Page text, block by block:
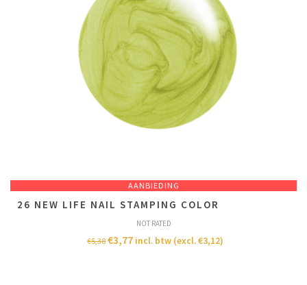
AANBIEDING
26 NEW LIFE NAIL STAMPING COLOR
NOT RATED
€5,38 €3,77 incl. btw (excl.€3,12)